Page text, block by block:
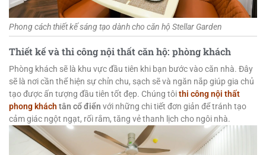
Phong cách thiết kế sáng tạo dành cho căn hộ Stellar Garden
Thiết kế và thi công nội thất căn hộ: phòng khách
Phòng khách sẽ là khu vực đầu tiên khi bạn bước vào căn nhà. Đây
sẽ là nơi cần thể hiện sự chỉn chu, sạch sẽ và ngăn nắp giúp gia chủ
tạo được ấn tượng đầu tiên tốt đẹp. Chúng tôithi công nội thất
phong khách tân cổ điển với những chi tiết đơn giản để tránh tạo
cảm giác ngột ngạt, rối rắm, tăng vẻ thanh lịch cho ngôi nhà.